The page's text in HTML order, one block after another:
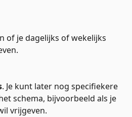
of je dagelijks of wekelijks
. Je kunt later nog specifiekere
schema, bijvoorbeeld als je
vrijgeven.